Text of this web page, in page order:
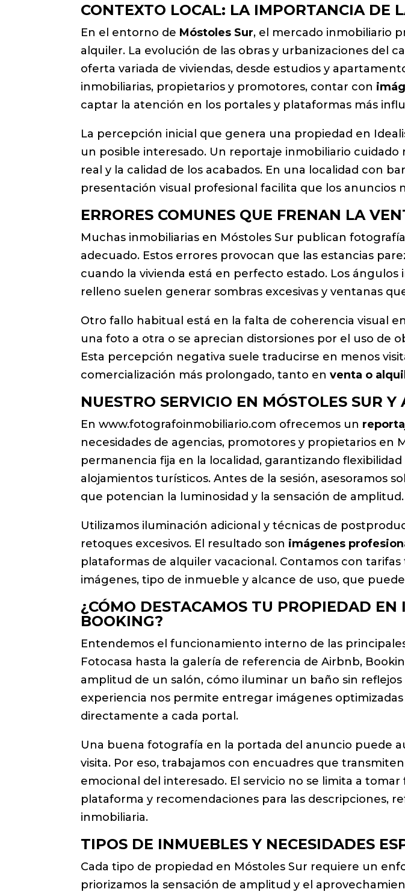
CONTEXTO LOCAL: LA IMPORTANCIA DE
En el entorno de Móstoles Sur, el mercado inmobiliario
alquiler. La evolución de las obras y urbanizaciones del
oferta variada de viviendas, desde estudios y
inmobiliarias, propietarios y promotores, contar con
captar la atención en los portales y plataformas más
La percepción inicial que genera una propiedad en
un posible interesado. Un reportaje inmobiliario cuidado
real y la calidad de los acabados. En una localidad con
presentación visual profesional facilita que los
ERRORES COMUNES QUE FRENAN LA
Muchas inmobiliarias en Móstoles Sur publican
adecuado. Estos errores provocan que las estancias
cuando la vivienda está en perfecto estado. Los
relleno suelen generar sombras excesivas y ventanas
Otro fallo habitual está en la falta de coherencia visual
una foto a otra o se aprecian distorsiones por el uso de
Esta percepción negativa suele traducirse en menos
comercialización más prolongado, tanto enventa o
NUESTRO SERVICIO EN MÓSTOLES SUR Y
En www.fotografoinmobiliario.com ofrecemos un
necesidades de agencias, promotores y propietarios en
permanencia fija en la localidad, garantizando
alojamientos turísticos. Antes de la sesión, asesoramos
que potencian la luminosidad y la sensación de amplitud.
Utilizamos iluminación adicional y técnicas de
retoques excesivos. El resultado son imágenes
plataformas de alquiler vacacional. Contamos con
imágenes, tipo de inmueble y alcance de uso, que
¿CÓMO DESTACAMOS TU PROPIEDAD
BOOKING?
Entendemos el funcionamiento interno de las
Fotocasa hasta la galería de referencia de Airbnb,
amplitud de un salón, cómo iluminar un baño sin
experiencia nos permite entregar imágenes
directamente a cada portal.
Una buena fotografía en la portada del anuncio puede
visita. Por eso, trabajamos con encuadres que
emocional del interesado. El servicio no se limita a
plataforma y recomendaciones para las descripciones,
inmobiliaria.
TIPOS DE INMUEBLES Y NECESIDADES
Cada tipo de propiedad en Móstoles Sur requiere un
priorizamos la sensación de amplitud y el